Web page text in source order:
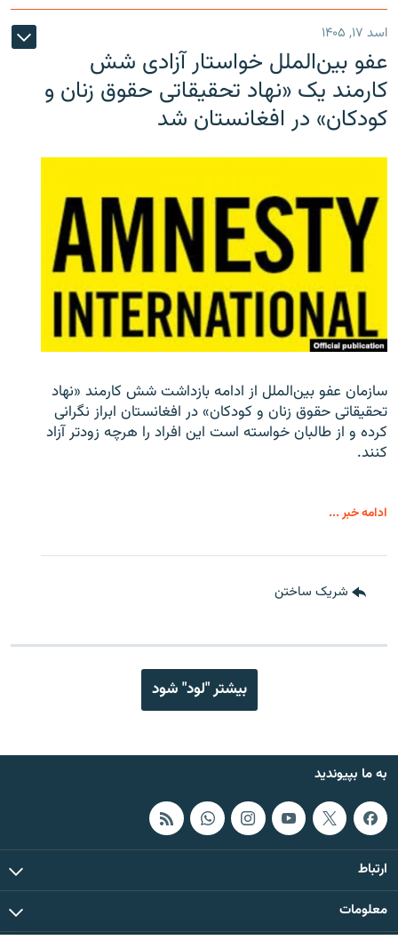
اسد ۱۷, ۱۴۰۵
عفو بین‌الملل خواستار آزادی شش
کارمند یک «نهاد تحقیقاتی حقوق زنان و
کودکان» در افغانستان شد
سازمان عفو بین‌الملل از ادامه بازداشت شش کارمند «نهاد
تحقیقاتی حقوق زنان و کودکان» در افغانستان ابراز نگرانی
کرده و از طالبان خواسته است این افراد را هرچه زودتر آزاد
کنند.
ادامه خبر ...
شریک ساختن
بیشتر "لود" شود
به ما بپیوندید
ارتباط
معلومات